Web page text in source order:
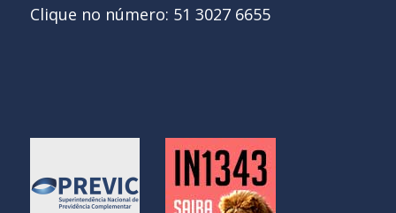
Clique no número: 51 3027 6655